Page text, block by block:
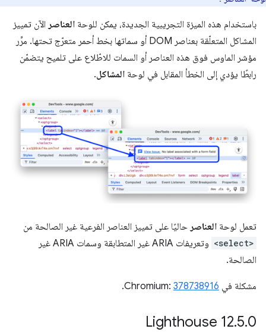
باستخدام هذه الميزة التجريبية الجديدة، يمكن للوحة العناصر الآن تمييز
المشاكل المتعلّقة بعناصر DOM أو سماتها بخط أحمر متعرّج تحتها. مرِّر
مؤشر الماوس فوق هذه العناصر أو السمات للاطّلاع على تلميح يتضمّن
رابطًا يؤدي إلى الخطأ المقابل في لوحة المشاكل.
تعمل لوحة العناصر حاليًا على تمييز العناصر الفرعية غير الصالحة من
<select>
وتعريفات ARIA غير المتطابقة وسمات ARIA غير
الصالحة.
مشكلة في Chromium: 378738916
.
‫Lighthouse 12.5.0